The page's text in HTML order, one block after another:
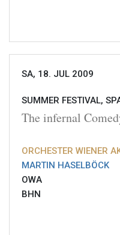
SA, 18. JUL 2009
SUMMER FESTIVAL,
The infernal
ORCHESTER WIENER
MARTIN HASELBÖCK
OWA
BHN